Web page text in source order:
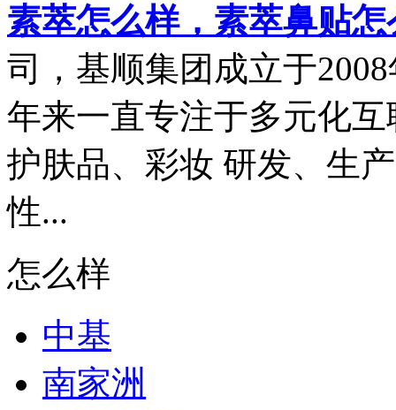
素萃怎么样，素萃鼻贴怎
司，基顺集团成立于
年来一直专注于多元化
护肤品、彩妆 研发、生
性...
怎么样
中基
南家洲